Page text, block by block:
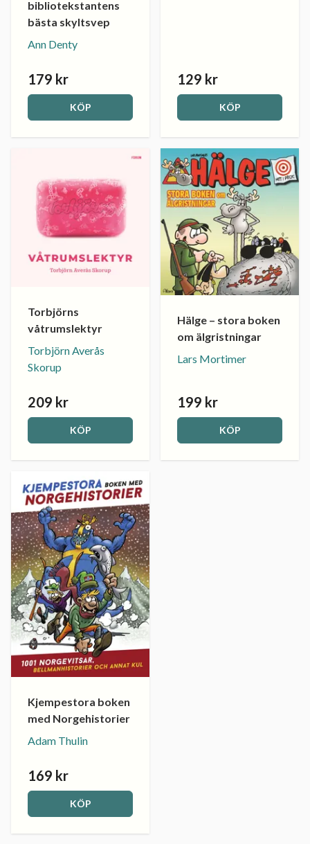
bibliotekstantens
bästa skyltsvep
Ann Denty
179 kr
KÖP
129 kr
KÖP
Torbjörns
våtrumslektyr
Torbjörn Averås
Skorup
209 kr
KÖP
Hälge – stora boken
om älgristningar
Lars Mortimer
199 kr
KÖP
Kjempestora boken
med Norgehistorier
Adam Thulin
169 kr
KÖP